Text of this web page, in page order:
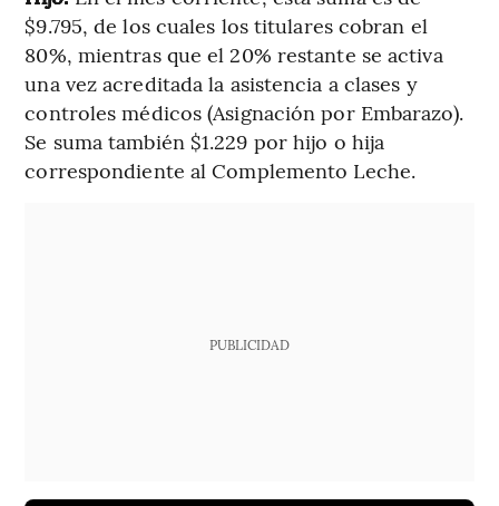
$9.795, de los cuales los titulares cobran el
80%, mientras que el 20% restante se activa
una vez acreditada la asistencia a clases y
controles médicos (Asignación por Embarazo).
Se suma también $1.229 por hijo o hija
correspondiente al Complemento Leche.
PUBLICIDAD